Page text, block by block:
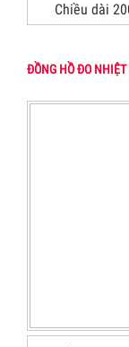
Chiều dài
ĐỒNG HỒ ĐO